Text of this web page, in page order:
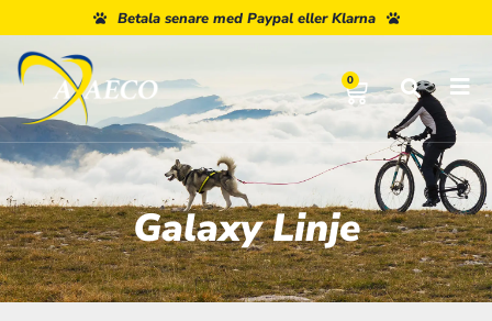
Betala senare med Paypal eller Klarna
0
Galaxy Linje